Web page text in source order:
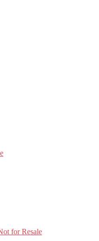
for Resale